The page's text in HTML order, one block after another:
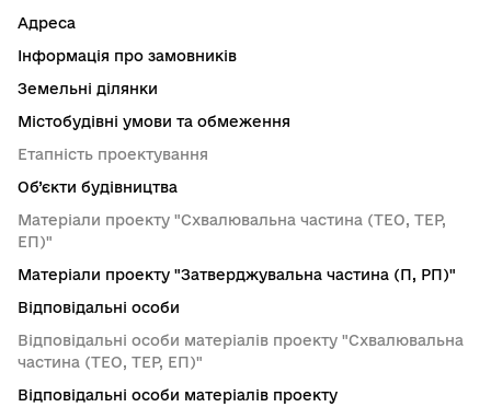
Адреса
Інформація про замовників
Земельні ділянки
Містобудівні умови та обмеження
Етапність проектування
Об’єкти будівництва
Матеріали проекту "Схвалювальна частина (ТЕО, ТЕР,
ЕП)"
Матеріали проекту "Затверджувальна частина (П, РП)"
Відповідальні особи
Відповідальні особи матеріалів проекту "Схвалювальна
частина (ТЕО, ТЕР, ЕП)"
Відповідальні особи матеріалів проекту